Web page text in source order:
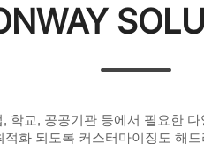
아웃소싱
매장용 솔루
교, 공공기관 등에서 필요한
화 되도록 커스터마이징도 해